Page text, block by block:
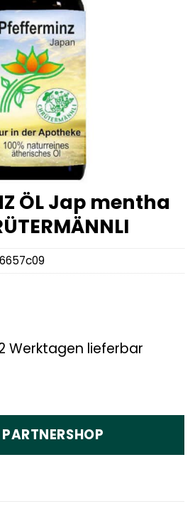
ÖL Jap mentha
Werktagen lieferbar